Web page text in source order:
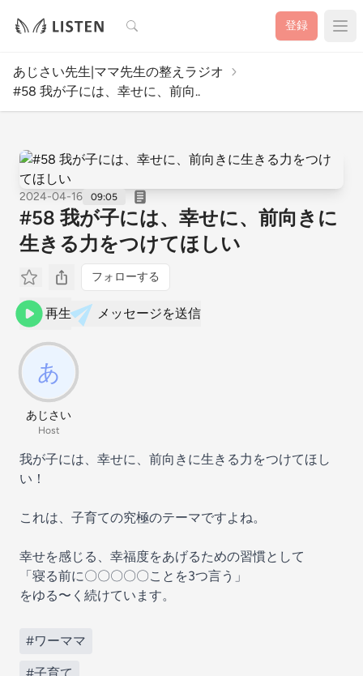
検索 登録
あじさい先生|ママ先生の整えラジオ
#58 我が子には、幸せに、前向..
2024-04-16 09:05
#58 我が子には、幸せに、前向きに
生きる力をつけてほしい
フォローする
再生 メッセージを送信
あじさい
Host
我が子には、幸せに、前向きに生きる力をつけてほし
い！
これは、子育ての究極のテーマですよね。
幸せを感じる、幸福度をあげるための習慣として
「寝る前に〇〇〇〇〇ことを3つ言う」
をゆる〜く続けています。
#ワーママ